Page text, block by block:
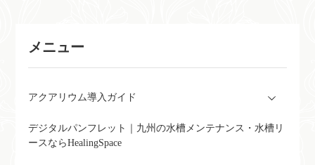
メニュー
アクアリウム導入ガイド
デジタルパンフレット｜九州の水槽メンテナンス・水槽リ
ースならHealingSpace